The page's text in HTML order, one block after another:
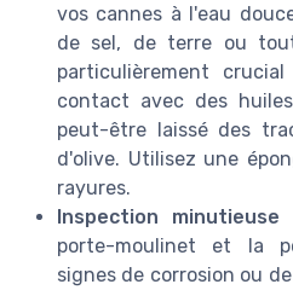
vos cannes à l'eau
de sel, de terre ou
particulièrement
contact avec des
peut-être laissé des
d'olive. Utilisez une
rayures.
Inspection minutieuse
porte-moulinet et la
signes de corrosion ou